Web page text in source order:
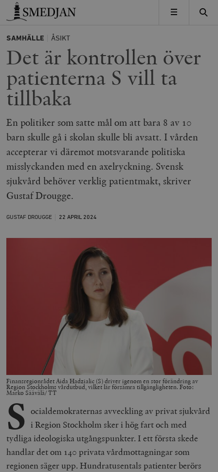
Timbro
MENY
SAMHÄLLE ÅSIKT
Det är kontrollen över
patienterna S vill ta
tillbaka
En politiker som satte mål om att bara 8 av 10
barn skulle gå i skolan skulle bli avsatt. I vården
accepterar vi däremot motsvarande politiska
misslyckanden med en axelryckning. Svensk
sjukvård behöver verklig patientmakt, skriver
Gustaf Drougge.
GUSTAF DROUGGE 22 APRIL 2024
Finansregionrådet Aida Hadzialic (S) driver igenom en stor förändring av
Region Stockholms vårdutbud, vilket lär försämra tillgängligheten. Foto:
Marko Säävälä/ TT
S ocialdemokraternas avveckling av privat sjukvård
i Region Stockholm sker i hög fart och med
tydliga ideologiska utgångspunkter. I ett första skede
handlar det om 140 privata vårdmottagningar som
regionen säger upp. Hundratusentals patienter berörs